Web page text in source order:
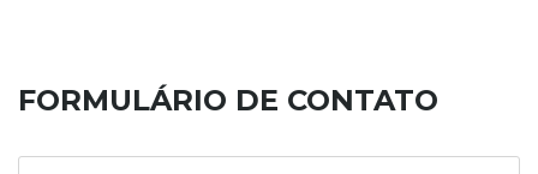
FORMULÁRIO DE CONTATO